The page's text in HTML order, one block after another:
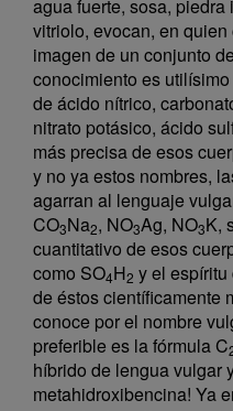
agua fuerte, sosa,
vitriolo, evocan, en
imagen de un conjunto
conocimiento es
de ácido nítrico,
nitrato potásico, ácido
más precisa de esos
y no ya estos nombres,
agarran al lenguaje
CO3Na2, NO3Ag, NO3K,
cuantitativo de esos
como SO4H2 y el espíritu
de éstos científicamente
conoce por el nombre
preferible es la fórmula C
híbrido de lengua vulgar
metahidroxibencina! Ya